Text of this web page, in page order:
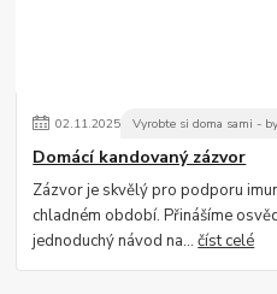
02.11.2025 Vyrobte si doma sami -
Domácí kandovaný zázvor
Zázvor je skvělý pro podporu
chladném období. Přinášíme
jednoduchý návod na...číst celé